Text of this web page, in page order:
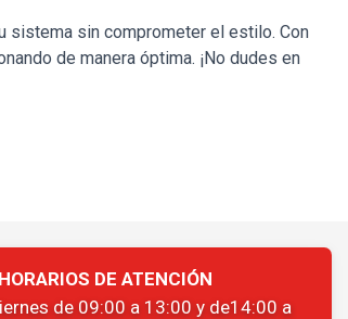
sistema sin comprometer el estilo. Con
de manera óptima. ¡No dudes en
HORARIOS DE ATENCIÓN
de 09:00 a 13:00 y de14:00 a